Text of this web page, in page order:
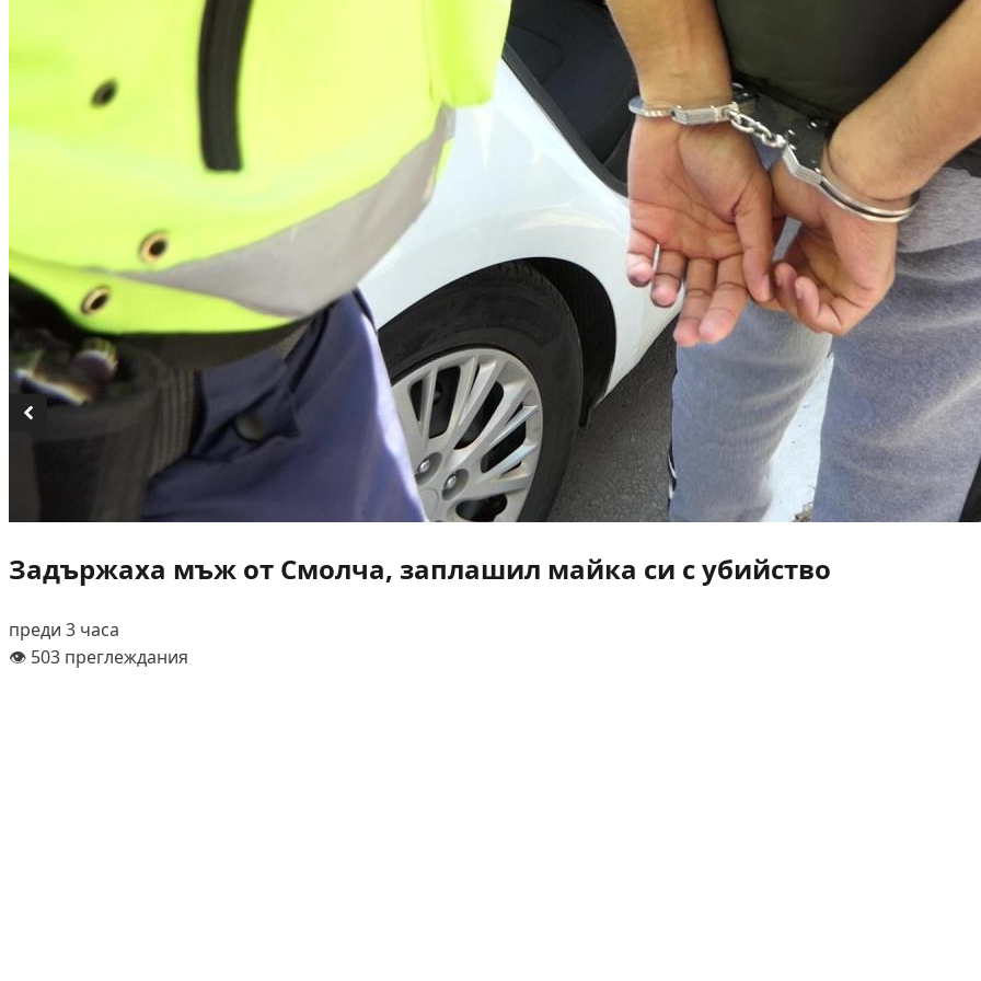
Задържаха мъж от Смолча, заплашил майка си с убийство
преди 3 часа
👁️ 503 преглеждания